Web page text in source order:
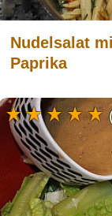
Nudelsalat
Paprika